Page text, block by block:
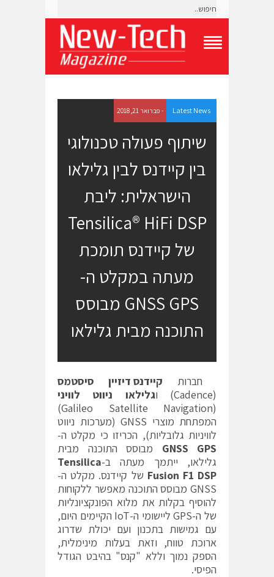
g
l
e
N
Latest News - פברואר 21, 2018
שיתוף פעולה טכנולוגי
בין קיידנס לבין גלילאו
הישראלית: ליבת
Tensilica® HiFi DSP
של קיידנס תומכת
מעתה במקלט ה-
GNSS GPS מבוסס
התוכנה מבית גלילאו
חברות קיידנס דיזיין סיסטמס
(Cadence) ו
גלילאו ניווט לוויני
(Galileo Satellite Navigation)
המפתחת מוצרי GNSS (מערכות ניווט
לוויניות גלובליות), הכריזו כי מקלט ה-
GNSS GPS מבוסס התוכנה מבית
גלילאו, ייתמך מעתה ב-Tensilica
Fusion F1 DSP של קיידנס. מקלט ה-
GNSS מבוסס התוכנה מאפשר ללקוחות
להוסיף בקלות את מלוא הפונקציונליות
של ה-GPS ליישומי ה-IoT הקיימים היום,
עם גמישות בתכנון ועם יכולת שדרוג
ארוכת טווח, וזאת בעלות מינימלית,
הספק נמוך וללא "קנס" בהיבט הגודל
הפיסי.